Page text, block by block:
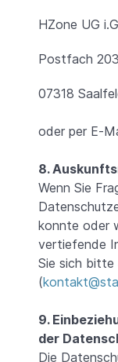
HZone UG
Postfach
07318
oder per E-
8.
Wenn Sie
konnte oder
vertiefende
Sie sich bitte
(
9.
der
Die